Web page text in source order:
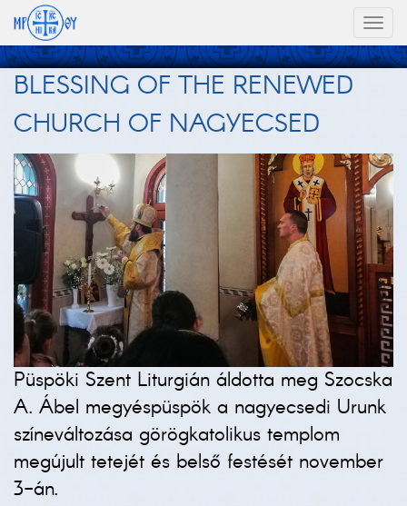
BLESSING OF THE RENEWED
CHURCH OF NAGYECSED
Püspöki Szent Liturgián áldotta meg Szocska
A. Ábel megyéspüspök a nagyecsedi Urunk
színeváltozása görögkatolikus templom
megújult tetejét és belső festését november
3-án.